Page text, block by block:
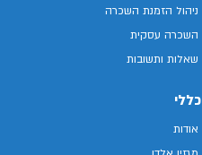
ניהול הזמנת השכרה
השכרה עסקית
שאלות ותשובות
כללי
אודות